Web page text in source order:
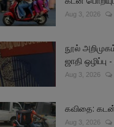
Aug 3, 2026
நூல்
ஜாதி
Aug 3, 2026
கவிதை:
Aug 3, 2026